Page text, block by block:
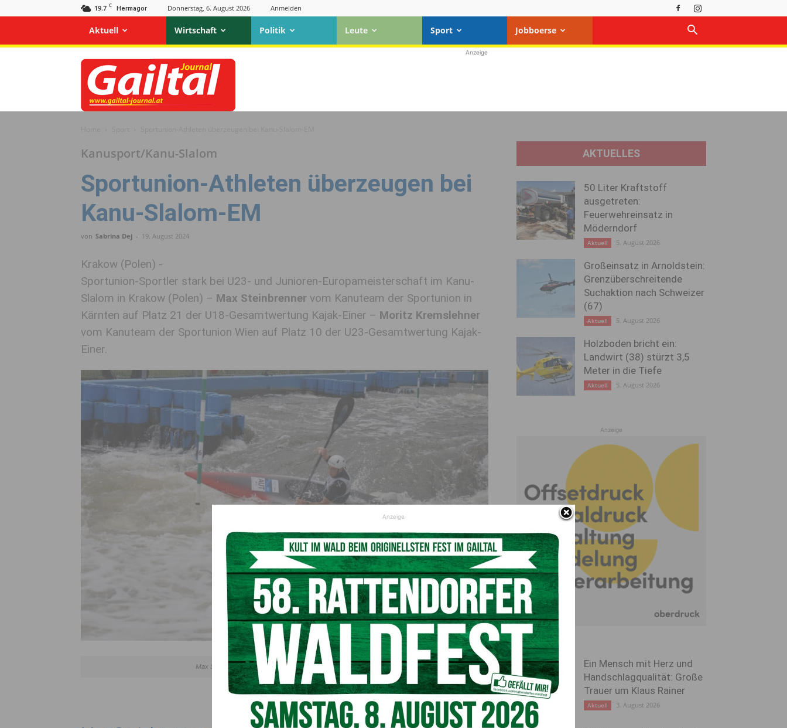
19.7 C Hermagor Donnerstag, 6. August 2026 Anmelden
Aktuell Wirtschaft Politik Leute Sport Jobboerse
Gailtal
Journal
Anzeige
Kanusport/Kanu-Slalom
Sportunion-Athleten überzeugen bei
Kanu-Slalom-EM
von Sabrina Dej - 19. August 2024
Krakow (Polen) -
Sportunion-Sportler stark bei U23- und Junioren-Europameisterschaft im Kanu-
Slalom in Krakow (Polen) – Max Steinbrenner vom Kanuteam der Sportunion in
Kärnten auf Platz 21 der U18-Gesamtwertung Kajak-Einer – Moritz Kremslehner
vom Kanuteam der Sportunion Wien auf Platz 10 der U23-Gesamtwertung Kajak-
Einer.
Max Steinbrenner vom Kanuteam der Sportunion in Kärnten
© Steinbrenner
AKTUELLES
50 Liter Kraftstoff
ausgetreten:
Feuerwehreinsatz in
Möderndorf
Aktuell 5. August 2026
Großeinsatz in Arnoldstein:
Grenzüberschreitende
Suchaktion nach Schweizer
(67)
Aktuell 5. August 2026
Holzboden bricht ein:
Landwirt (38) stürzt 3,5
Meter in die Tiefe
Aktuell 5. August 2026
Anzeige
Ein Mensch mit Herz und
Handschlagqualität: Große
Trauer um Klaus Rainer
Aktuell 3. August 2026
Anzeige